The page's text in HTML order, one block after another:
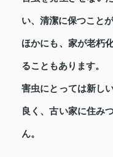
い、清潔に保つことが
ほかにも、家が老朽
ることもあります。
害虫にとっては新し
良く、古い家に住み
ん。